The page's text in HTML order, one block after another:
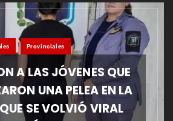
Provinciales
A LAS JÓVENES QUE
UNA PELEA EN LA
SE VOLVIÓ VIRAL